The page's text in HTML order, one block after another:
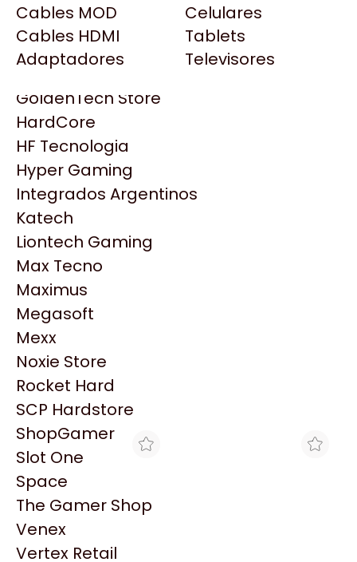
Cables MOD
Cables HDMI
Adaptadores
Celulares
Tablets
Televisores
Gamemax
Genesis
Genius
HP
HyperX
INNO3D
Intel
Kingston
Lenovo
Logitech
MSI
NVIDIA GeForce
NZXT
PNY
Palit
Philips
PowerColor
Razer
Redragon
Samsung
Sandisk
Sapphire
Full H4rd
Gaming City
Gezatek
GoldenTech Store
HardCore
HF Tecnologia
Hyper Gaming
Integrados Argentinos
Katech
Liontech Gaming
Max Tecno
Maximus
Megasoft
Mexx
Noxie Store
Rocket Hard
SCP Hardstore
ShopGamer
Slot One
Space
The Gamer Shop
Venex
Vertex Retail
Productos
Similares
Explorá más productos similares
ROCKET HARD